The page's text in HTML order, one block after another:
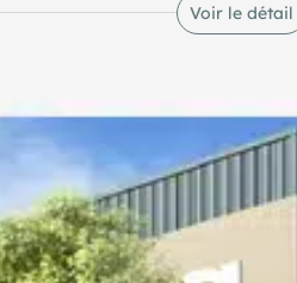
Voir le détail